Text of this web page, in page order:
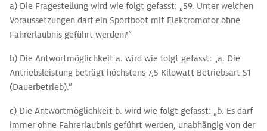
a) Die Fragestellung wird wie folgt gefasst: „59. Unter welchen
Voraussetzungen darf ein Sportboot mit Elektromotor ohne
Fahrerlaubnis geführt werden?“
b) Die Antwortmöglichkeit a. wird wie folgt gefasst: „a. Die
Antriebsleistung beträgt höchstens 7,5 Kilowatt Betriebsart S1
(Dauerbetrieb).“
c) Die Antwortmöglichkeit b. wird wie folgt gefasst: „b. Es darf
immer ohne Fahrerlaubnis geführt werden, unabhängig von der